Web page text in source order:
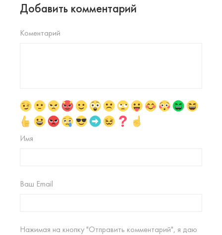
Добавить комментарий
Коментарий
Имя
Ваш Email
Нажимая на кнопку "Отправить комментарий", я даю